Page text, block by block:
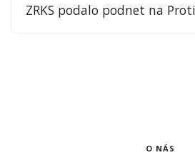
ZRKS podalo podnet na
O NÁS